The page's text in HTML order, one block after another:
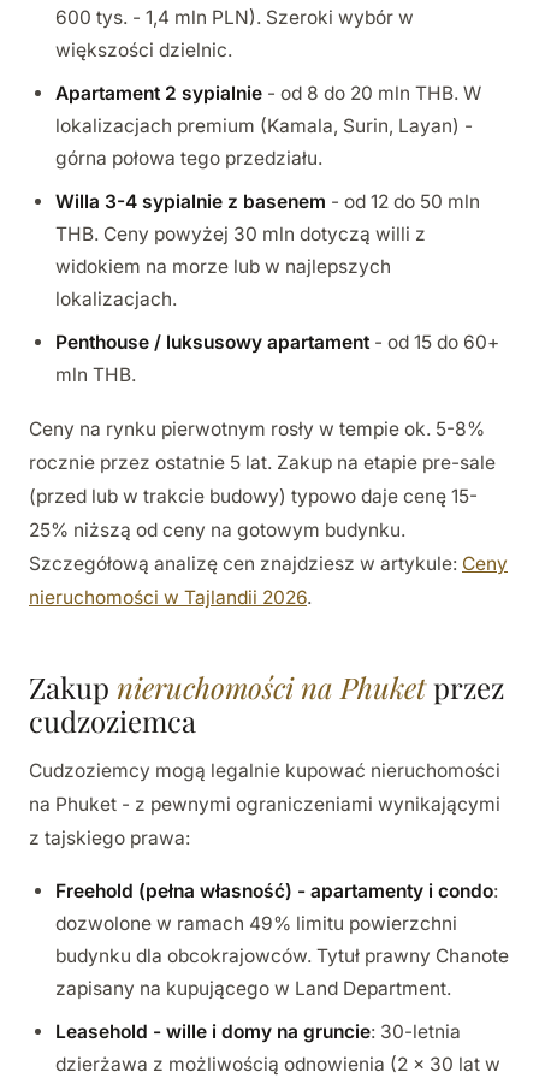
600 tys. - 1,4 mln PLN). Szeroki wybór w
większości dzielnic.
Apartament 2 sypialnie - od 8 do 20 mln THB. W
lokalizacjach premium (Kamala, Surin, Layan) -
górna połowa tego przedziału.
Willa 3-4 sypialnie z basenem - od 12 do 50 mln
THB. Ceny powyżej 30 mln dotyczą willi z
widokiem na morze lub w najlepszych
lokalizacjach.
Penthouse / luksusowy apartament - od 15 do 60+
mln THB.
Ceny na rynku pierwotnym rosły w tempie ok. 5-8%
rocznie przez ostatnie 5 lat. Zakup na etapie pre-sale
(przed lub w trakcie budowy) typowo daje cenę 15-
25% niższą od ceny na gotowym budynku.
Szczegółową analizę cen znajdziesz w artykule: Ceny
nieruchomości w Tajlandii 2026.
Zakup nieruchomości na Phuketprzez
cudzoziemca
Cudzoziemcy mogą legalnie kupować nieruchomości
na Phuket - z pewnymi ograniczeniami wynikającymi
z tajskiego prawa:
Freehold (pełna własność) - apartamenty i condo:
dozwolone w ramach 49% limitu powierzchni
budynku dla obcokrajowców. Tytuł prawny Chanote
zapisany na kupującego w Land Department.
Leasehold - wille i domy na gruncie: 30-letnia
dzierżawa z możliwością odnowienia (2 × 30 lat w